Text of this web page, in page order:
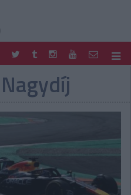
PARC FERMÉ
MOTOR
EGYÉB
PONTÁLLÁSOK